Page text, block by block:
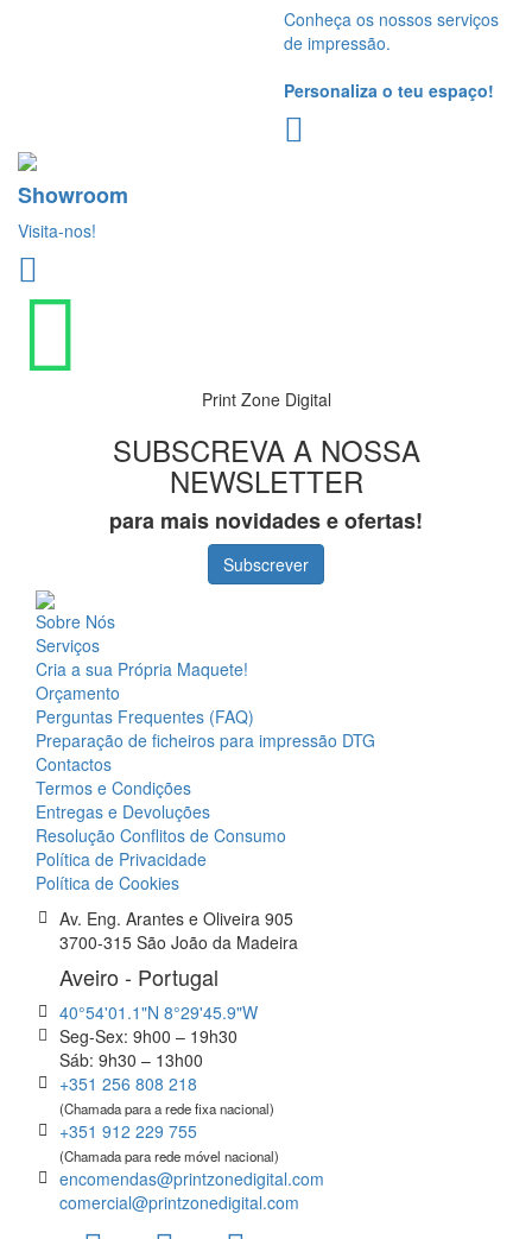
Conheça os nossos serviços
de impressão.
Personaliza o teu espaço!
Showroom
Visita-nos!
Print Zone Digital
SUBSCREVA A NOSSA
NEWSLETTER
para mais novidades e ofertas!
Subscrever
Sobre Nós
Serviços
Cria a sua Própria Maquete!
Orçamento
Perguntas Frequentes (FAQ)
Preparação de ficheiros para impressão DTG
Contactos
Termos e Condições
Entregas e Devoluções
Resolução Conflitos de Consumo
Política de Privacidade
Política de Cookies
Av. Eng. Arantes e Oliveira 905
3700-315 São João da Madeira
Aveiro - Portugal
40°54'01.1"N 8°29'45.9"W
Seg-Sex: 9h00 – 19h30
Sáb: 9h30 – 13h00
+351 256 808 218
(Chamada para a rede fixa nacional)
+351 912 229 755
(Chamada para rede móvel nacional)
encomendas@printzonedigital.com
comercial@printzonedigital.com